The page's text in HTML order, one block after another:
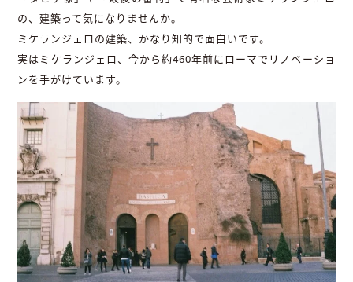
の、建築って気になりませんか。
ミケランジェロの建築、かなり知的で面白いです。
実はミケランジェロ、今から約460年前にローマでリノベーショ
ンを手がけています。